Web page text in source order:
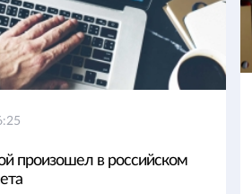
произошел в российском